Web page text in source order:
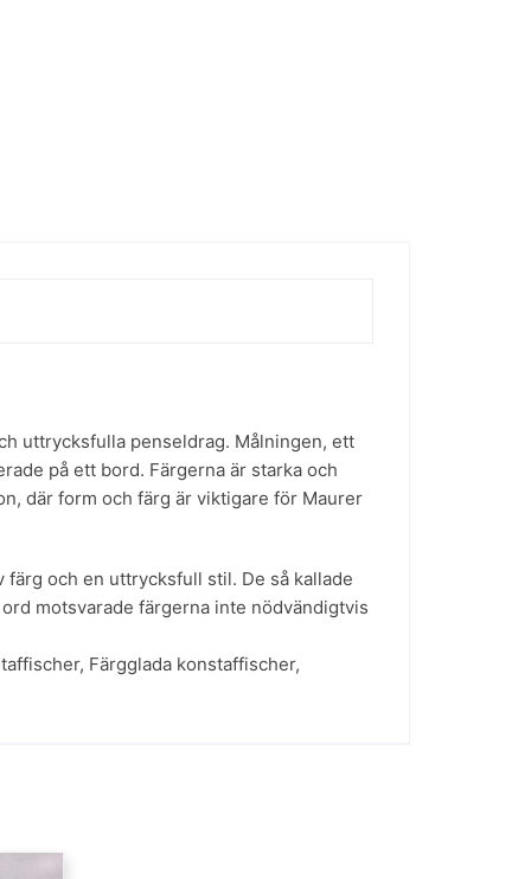
uttrycksfulla penseldrag. Målningen, ett
på ett bord. Färgerna är starka och
där form och färg är viktigare för Maurer
och en uttrycksfull stil. De så kallade
motsvarade färgerna inte nödvändigtvis
, Färgglada konstaffischer,